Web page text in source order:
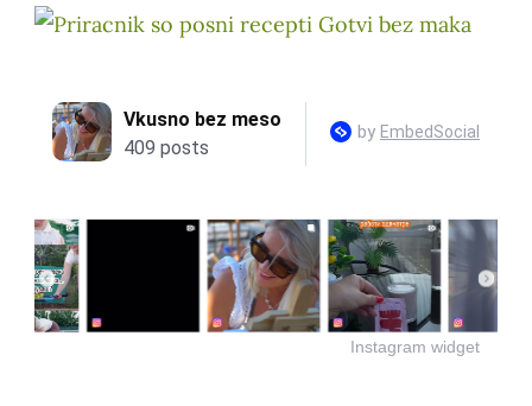
Instagram widget